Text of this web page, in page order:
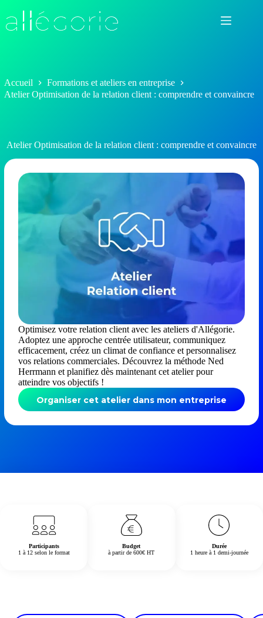
au
contenu
Accueil
Formations et ateliers en entreprise
Atelier Optimisation de la relation client : comprendre et convaincre
Atelier Optimisation de la relation client : comprendre et convaincre
Optimisez votre relation client avec les ateliers d'Allégorie.
Adoptez une approche centrée utilisateur, communiquez
efficacement, créez un climat de confiance et personnalisez
vos relations commerciales. Découvrez la méthode Ned
Herrmann et planifiez dès maintenant cet atelier pour
atteindre vos objectifs !
Organiser cet atelier dans mon entreprise
Participants
1 à 12 selon le format
Budget
à partir de 600€ HT
Durée
1 heure à 1 demi-journée